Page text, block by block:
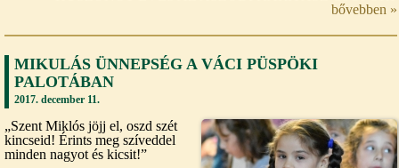
bővebben »
MIKULÁS ÜNNEPSÉG A VÁCI PÜSPÖKI
PALOTÁBAN
2017. december 11.
„Szent Miklós jöjj el, oszd szét
kincseid! Érints meg szíveddel
minden nagyot és kicsit!”